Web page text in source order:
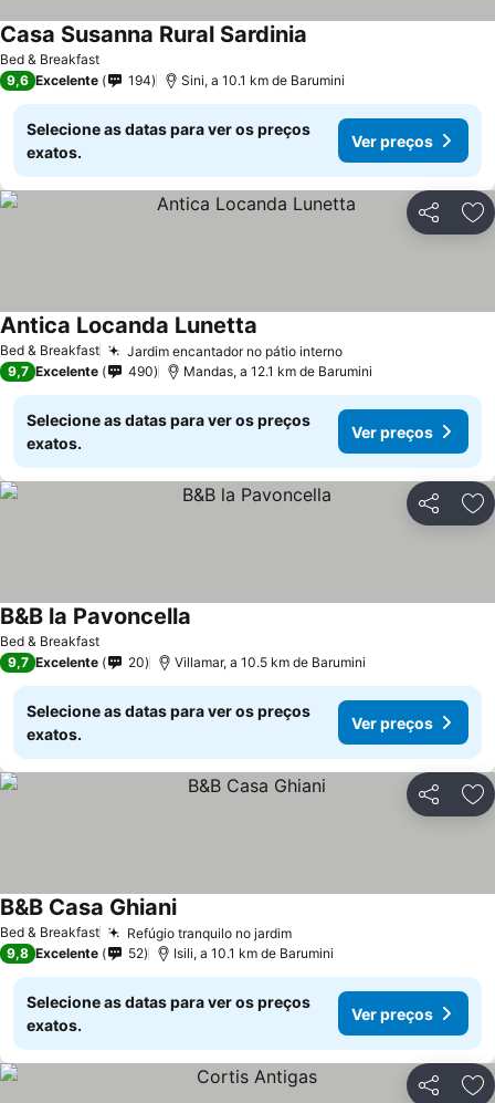
Bed & Breakfast
Casa Susanna Rural Sardinia
9,6 Excelente 194 Sini, a 10.1 km de Barumini
Selecione as datas para ver os preços
exatos.
Ver preços
Partilhar
Bed & Breakfast Jardim encantador no pátio interno
Antica Locanda Lunetta
9,7 Excelente 490 Mandas, a 12.1 km de Barumini
Selecione as datas para ver os preços
exatos.
Ver preços
Partilhar
Bed & Breakfast
B&B la Pavoncella
9,7 Excelente 20 Villamar, a 10.5 km de Barumini
Selecione as datas para ver os preços
exatos.
Ver preços
Partilhar
Bed & Breakfast Refúgio tranquilo no jardim
B&B Casa Ghiani
9,8 Excelente 52 Isili, a 10.1 km de Barumini
Selecione as datas para ver os preços
exatos.
Ver preços
Partilhar